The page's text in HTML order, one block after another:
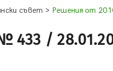
съвет > Решения от
433 /